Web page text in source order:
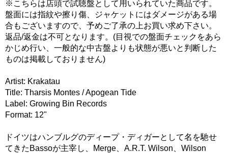
※こちらは店頭で試聴盤として用いられていた商品です。
盤面には指紋や擦り傷、ジャケットにはダメージがある場
合もございますので、予めご了承の上お買い求め下さい。
返品/返金は不可となります。(目視での盤面チェックをあら
かじめ行い、一般的な中古盤よりも状態が悪いと判断した
ものは掲載しておりません)
Artist: Krakatau
Title: Tharsis Montes / Apogean Tide
Label: Growing Bin Records
Format: 12"
ドイツはハンブルグのディープ・ディガーとして名を馳せ
てきたBassoが主宰し、Merge、A.R.T. Wilson、Wilson